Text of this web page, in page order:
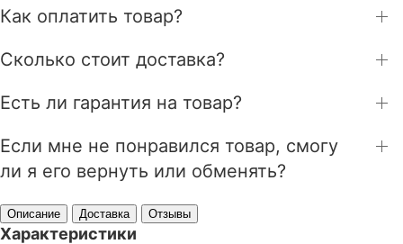
Как оплатить товар?
Сколько стоит доставка?
Есть ли гарантия на товар?
Если мне не понравился товар, смогу
ли я его вернуть или обменять?
Описание Доставка Отзывы
Характеристики